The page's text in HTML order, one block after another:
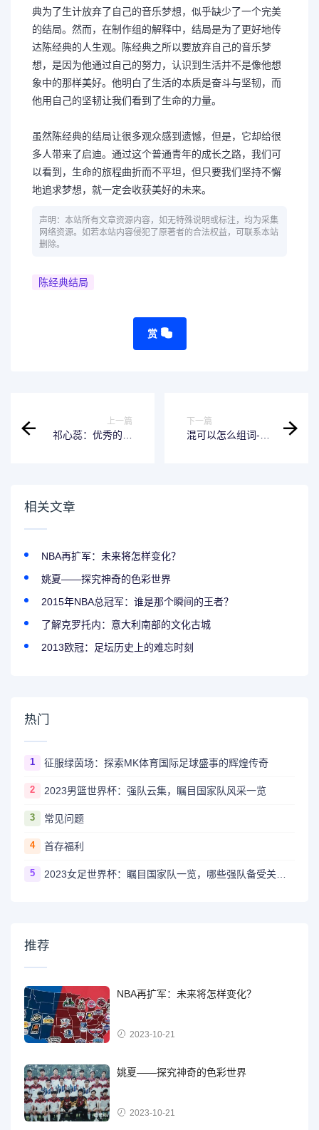
典为了生计放弃了自己的音乐梦想，似乎缺少了一个完美
的结局。然而，在制作组的解释中，结局是为了更好地传
达陈经典的人生观。陈经典之所以要放弃自己的音乐梦
想，是因为他通过自己的努力，认识到生活并不是像他想
象中的那样美好。他明白了生活的本质是奋斗与坚韧，而
他用自己的坚韧让我们看到了生命的力量。
虽然陈经典的结局让很多观众感到遗憾，但是，它却给很
多人带来了启迪。通过这个普通青年的成长之路，我们可
以看到，生命的旅程曲折而不平坦，但只要我们坚持不懈
地追求梦想，就一定会收获美好的未来。
声明：本站所有文章资源内容，如无特殊说明或标注，均为采集
网络资源。如若本站内容侵犯了原著者的合法权益，可联系本站
删除。
陈经典结局
赏
上一篇
祁心蕊：优秀的个
下一篇
混可以怎么组词-玩
相关文章
NBA再扩军：未来将怎样变化？
姚夏——探究神奇的色彩世界
2015年NBA总冠军：谁是那个瞬间的王者？
了解克罗托内：意大利南部的文化古城
2013欧冠：足坛历史上的难忘时刻
热门
1 征服绿茵场：探索MK体育国际足球盛事的辉煌传奇
2 2023男篮世界杯：强队云集，瞩目国家队风采一览
3 常见问题
4 首存福利
5 2023女足世界杯：瞩目国家队一览，哪些强队备受关注？
推荐
NBA再扩军：未来将怎样变化？
2023-10-21
姚夏——探究神奇的色彩世界
2023-10-21